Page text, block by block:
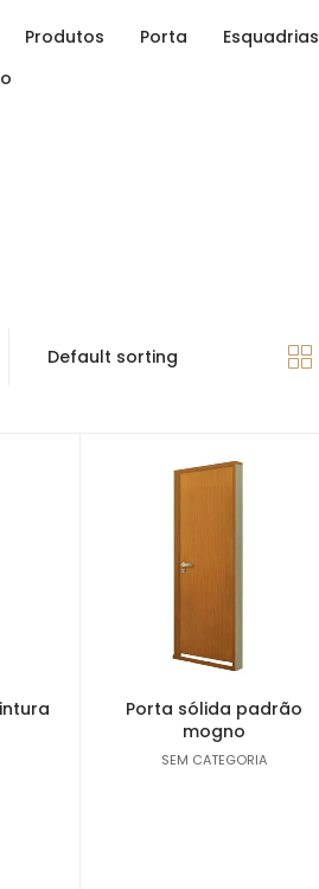
Produtos Porta
Esquadrias
Porta sólida padrão
mogno
SEM CATEGORIA